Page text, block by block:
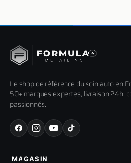
Le shop de référence du soin auto en
50+ marques expertes, livraison 24h,
passionnés.
MAGASIN